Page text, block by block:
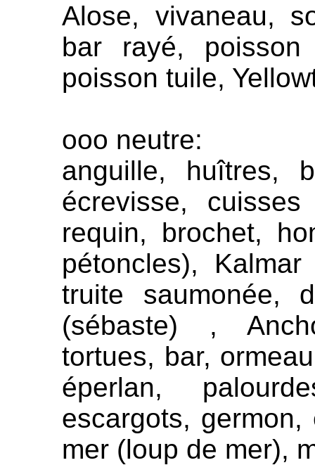
Alose, vivaneau,
bar rayé, poisson
poisson tuile,
ooo neutre:
anguille, huîtres,
écrevisse,
requin, brochet,
pétoncles),
truite saumonée,
(sébaste) ,
tortues, bar,
éperlan,
escargots, germon,
mer (loup de mer),